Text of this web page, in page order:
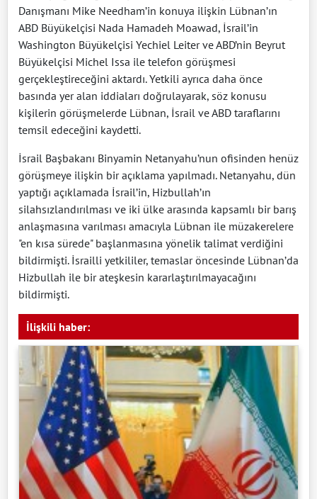
Danışmanı Mike Needham’in konuya ilişkin Lübnan’ın
ABD Büyükelçisi Nada Hamadeh Moawad, İsrail’in
Washington Büyükelçisi Yechiel Leiter ve ABD’nin Beyrut
Büyükelçisi Michel Issa ile telefon görüşmesi
gerçekleştireceğini aktardı. Yetkili ayrıca daha önce
basında yer alan iddiaları doğrulayarak, söz konusu
kişilerin görüşmelerde Lübnan, İsrail ve ABD taraflarını
temsil edeceğini kaydetti.
İsrail Başbakanı Binyamin Netanyahu’nun ofisinden henüz
görüşmeye ilişkin bir açıklama yapılmadı. Netanyahu, dün
yaptığı açıklamada İsrail’in, Hizbullah’ın
silahsızlandırılması ve iki ülke arasında kapsamlı bir barış
anlaşmasına varılması amacıyla Lübnan ile müzakerelere
"en kısa sürede" başlanmasına yönelik talimat verdiğini
bildirmişti. İsrailli yetkililer, temaslar öncesinde Lübnan’da
Hizbullah ile bir ateşkesin kararlaştırılmayacağını
bildirmişti.
İlişkili haber: